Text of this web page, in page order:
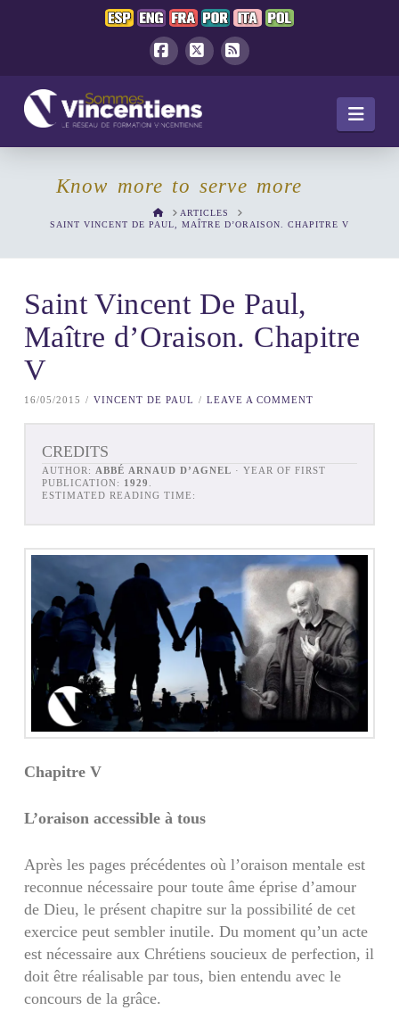
Know more to serve more
HOMEARTICLES
SAINT VINCENT DE PAUL, MAÎTRE D’ORAISON. CHAPITRE V
Saint Vincent De Paul,
Maître d’Oraison. Chapitre
V
16/05/2015 VINCENT DE PAUL LEAVE A COMMENT
CREDITS
AUTHOR: ABBÉ ARNAUD D’AGNEL
PUBLICATION: 1929
ESTIMATED READING TIME:
Chapitre V
L’oraison accessible à tous
Après les pages précédentes où l’oraison mentale est
reconnue nécessaire pour toute âme éprise d’amour
de Dieu, le présent chapitre sur la possibilité de cet
exercice peut sembler inutile. Du moment qu’un acte
est nécessaire aux Chrétiens soucieux de perfection, il
doit être réalisable par tous, bien entendu avec le
concours de la grâce.